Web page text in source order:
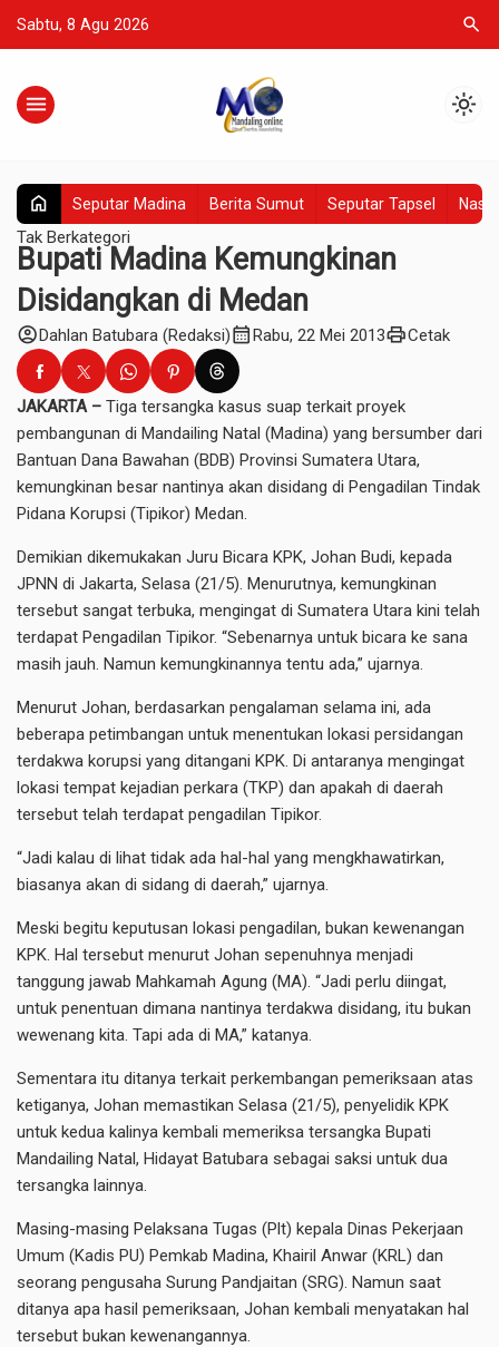
Sabtu, 8 Agu 2026 search
menu light_mode
home Seputar Madina Berita Sumut Seputar Tapsel
Tak Berkategori
Bupati Madina Kemungkinan
Disidangkan di Medan
account_circleDahlan Batubara (Redaksi)calendar_monthRabu, 22 Mei 2013printCetak
JAKARTA – Tiga tersangka kasus suap terkait proyek
pembangunan di Mandailing Natal (Madina) yang bersumber dari
Bantuan Dana Bawahan (BDB) Provinsi Sumatera Utara,
kemungkinan besar nantinya akan disidang di Pengadilan Tindak
Pidana Korupsi (Tipikor) Medan.
Demikian dikemukakan Juru Bicara KPK, Johan Budi, kepada
JPNN di Jakarta, Selasa (21/5). Menurutnya, kemungkinan
tersebut sangat terbuka, mengingat di Sumatera Utara kini telah
terdapat Pengadilan Tipikor. “Sebenarnya untuk bicara ke sana
masih jauh. Namun kemungkinannya tentu ada,” ujarnya.
Menurut Johan, berdasarkan pengalaman selama ini, ada
beberapa petimbangan untuk menentukan lokasi persidangan
terdakwa korupsi yang ditangani KPK. Di antaranya mengingat
lokasi tempat kejadian perkara (TKP) dan apakah di daerah
tersebut telah terdapat pengadilan Tipikor.
“Jadi kalau di lihat tidak ada hal-hal yang mengkhawatirkan,
biasanya akan di sidang di daerah,” ujarnya.
Meski begitu keputusan lokasi pengadilan, bukan kewenangan
KPK. Hal tersebut menurut Johan sepenuhnya menjadi
tanggung jawab Mahkamah Agung (MA). “Jadi perlu diingat,
untuk penentuan dimana nantinya terdakwa disidang, itu bukan
wewenang kita. Tapi ada di MA,” katanya.
Sementara itu ditanya terkait perkembangan pemeriksaan atas
ketiganya, Johan memastikan Selasa (21/5), penyelidik KPK
untuk kedua kalinya kembali memeriksa tersangka Bupati
Mandailing Natal, Hidayat Batubara sebagai saksi untuk dua
tersangka lainnya.
Masing-masing Pelaksana Tugas (Plt) kepala Dinas Pekerjaan
Umum (Kadis PU) Pemkab Madina, Khairil Anwar (KRL) dan
seorang pengusaha Surung Pandjaitan (SRG). Namun saat
ditanya apa hasil pemeriksaan, Johan kembali menyatakan hal
tersebut bukan kewenangannya.